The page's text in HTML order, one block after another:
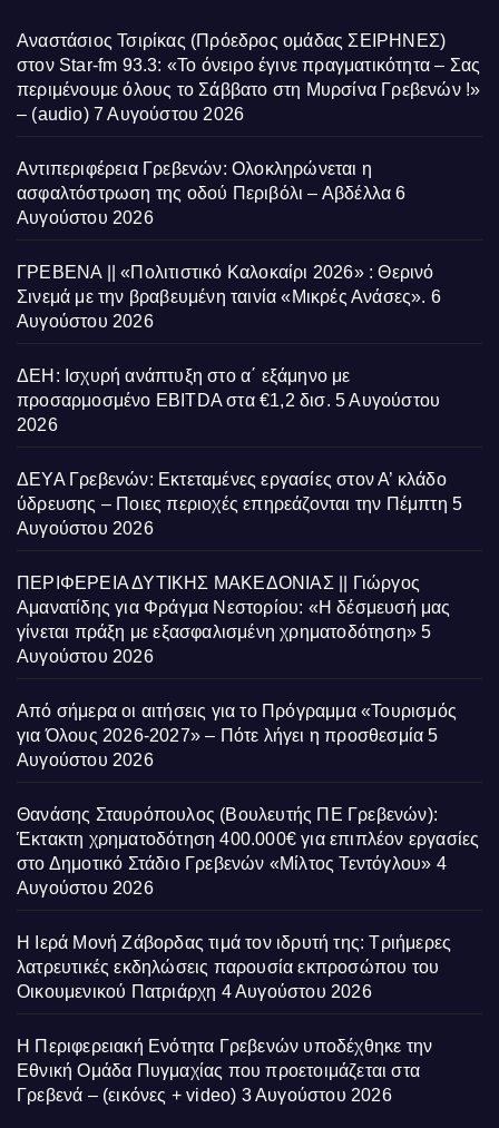
Αναστάσιος Τσιρίκας (Πρόεδρος ομάδας ΣΕΙΡΗΝΕΣ)
στον Star-fm 93.3: «Το όνειρο έγινε πραγματικότητα – Σας
περιμένουμε όλους το Σάββατο στη Μυρσίνα Γρεβενών !»
– (audio) 7 Αυγούστου 2026
Αντιπεριφέρεια Γρεβενών: Ολοκληρώνεται η
ασφαλτόστρωση της οδού Περιβόλι – Αβδέλλα 6
Αυγούστου 2026
ΓΡΕΒΕΝΑ || «Πολιτιστικό Καλοκαίρι 2026» : Θερινό
Σινεμά με την βραβευμένη ταινία «Μικρές Ανάσες». 6
Αυγούστου 2026
ΔΕΗ: Ισχυρή ανάπτυξη στο α΄ εξάμηνο με
προσαρμοσμένο EBITDA στα €1,2 δισ. 5 Αυγούστου
2026
ΔΕΥΑ Γρεβενών: Εκτεταμένες εργασίες στον Α’ κλάδο
ύδρευσης – Ποιες περιοχές επηρεάζονται την Πέμπτη 5
Αυγούστου 2026
ΠΕΡΙΦΕΡΕΙΑ ΔΥΤΙΚΗΣ ΜΑΚΕΔΟΝΙΑΣ || Γιώργος
Αμανατίδης για Φράγμα Νεστορίου: «Η δέσμευσή μας
γίνεται πράξη με εξασφαλισμένη χρηματοδότηση» 5
Αυγούστου 2026
Από σήμερα οι αιτήσεις για το Πρόγραμμα «Τουρισμός
για Όλους 2026-2027» – Πότε λήγει η προσθεσμία 5
Αυγούστου 2026
Θανάσης Σταυρόπουλος (Βουλευτής ΠΕ Γρεβενών):
Έκτακτη χρηματοδότηση 400.000€ για επιπλέον εργασίες
στο Δημοτικό Στάδιο Γρεβενών «Μίλτος Τεντόγλου» 4
Αυγούστου 2026
Η Ιερά Μονή Ζάβορδας τιμά τον ιδρυτή της: Τριήμερες
λατρευτικές εκδηλώσεις παρουσία εκπροσώπου του
Οικουμενικού Πατριάρχη 4 Αυγούστου 2026
Η Περιφερειακή Ενότητα Γρεβενών υποδέχθηκε την
Εθνική Ομάδα Πυγμαχίας που προετοιμάζεται στα
Γρεβενά – (εικόνες + video) 3 Αυγούστου 2026